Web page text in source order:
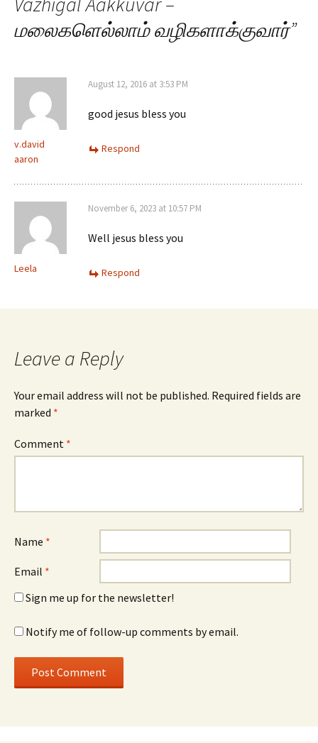
மலைகளெல்லாம் வழிகளாக்குவார்”
v.david
aaron
August 12, 2016 at 3:53 PM
good jesus bless you
Respond
Leela
November 6, 2023 at 10:57 PM
Well jesus bless you
Respond
Leave a Reply
Your email address will not be published. Required fields are
marked *
Comment *
Name *
Email *
Sign me up for the newsletter!
Notify me of follow-up comments by email.